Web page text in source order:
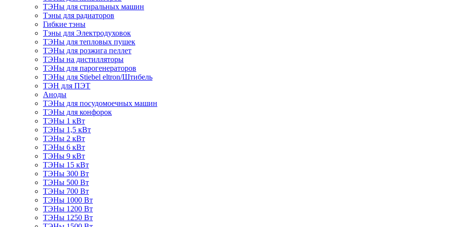
ТЭНы для стиральных машин
Тэны для радиаторов
Гибкие тэны
Тэны для Электродуховок
ТЭНы для тепловых пушек
ТЭНы для розжига пеллет
ТЭНы на дистилляторы
ТЭНы для парогенераторов
ТЭНы для Stiebel eltron/Штибель
ТЭН для ПЭТ
Аноды
ТЭНы для посудомоечных машин
ТЭНы для конфорок
ТЭНы 1 кВт
ТЭНы 1,5 кВт
ТЭНы 2 кВт
ТЭНы 6 кВт
ТЭНы 9 кВт
ТЭНы 15 кВт
ТЭНы 300 Вт
ТЭНы 500 Вт
ТЭНы 700 Вт
ТЭНы 1000 Вт
ТЭНы 1200 Вт
ТЭНы 1250 Вт